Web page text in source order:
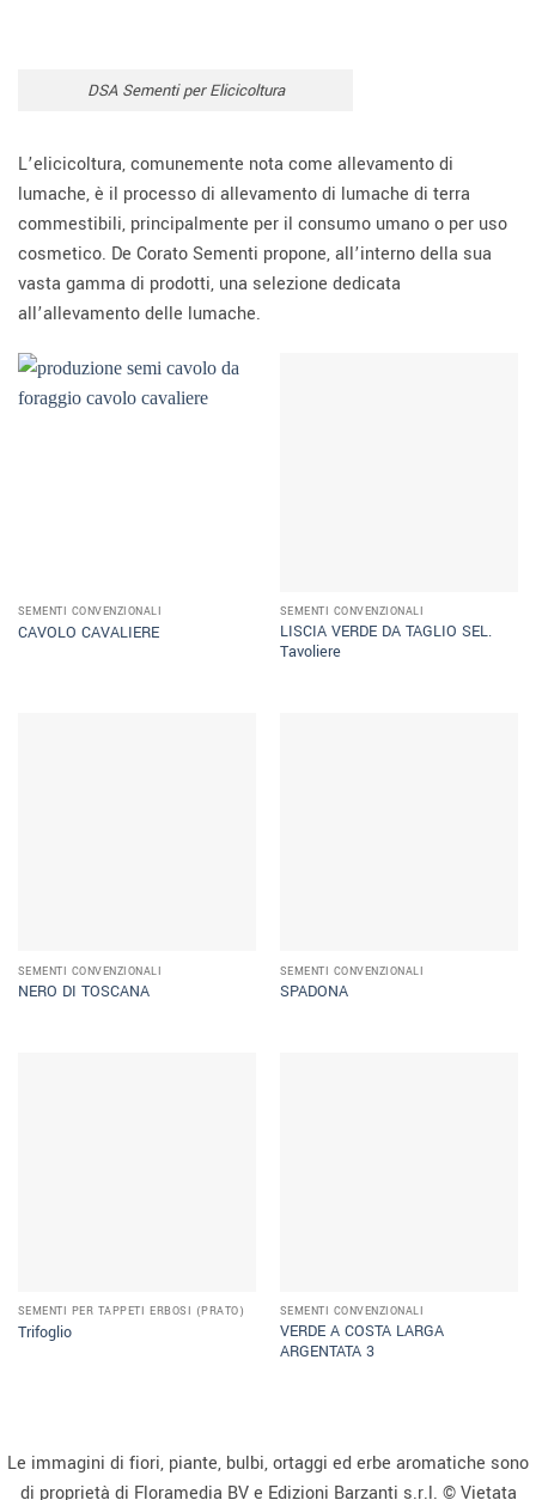
DSA Sementi per Elicicoltura
L’elicicoltura, comunemente nota come allevamento di
lumache, è il processo di allevamento di lumache di terra
commestibili, principalmente per il consumo umano o per uso
cosmetico. De Corato Sementi propone, all’interno della sua
vasta gamma di prodotti, una selezione dedicata
all’allevamento delle lumache.
SEMENTI CONVENZIONALI
CAVOLO CAVALIERE
SEMENTI CONVENZIONALI
LISCIA VERDE DA TAGLIO SEL.
Tavoliere
SEMENTI CONVENZIONALI
NERO DI TOSCANA
SEMENTI CONVENZIONALI
SPADONA
SEMENTI PER TAPPETI ERBOSI (PRATO)
Trifoglio
SEMENTI CONVENZIONALI
VERDE A COSTA LARGA
ARGENTATA 3
Le immagini di fiori, piante, bulbi, ortaggi ed erbe aromatiche sono
di proprietà di Floramedia BV e Edizioni Barzanti s.r.l. © Vietata